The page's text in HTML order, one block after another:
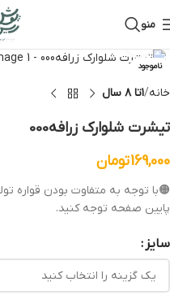
منو
ناموجود
خانه ۱تا ۸ سال
تیشرت شلوارک زرافه000
169,000تومان
🟠با توجه به متفاوت بودن قواره
پایین صفحه توجه کنید.
سایز